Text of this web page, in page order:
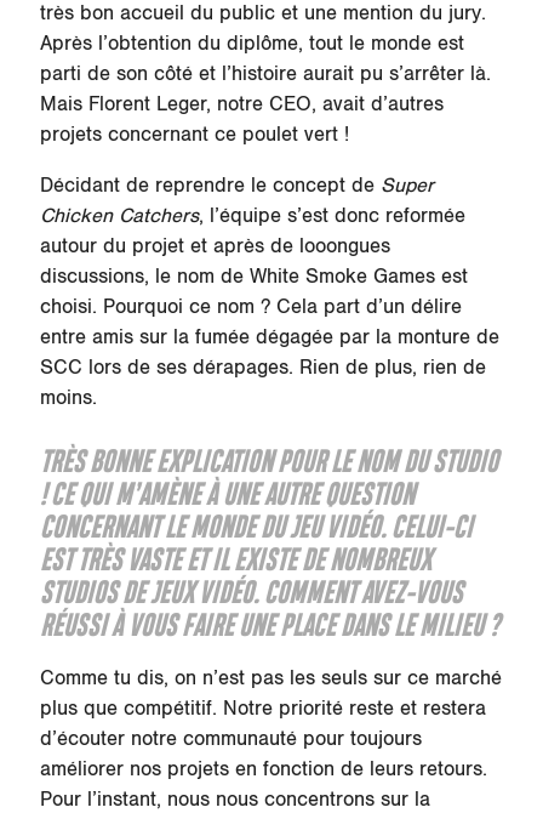
très bon accueil du public et une mention du jury.
Après l’obtention du diplôme, tout le monde est
parti de son côté et l’histoire aurait pu s’arrêter là.
Mais Florent Leger, notre CEO, avait d’autres
projets concernant ce poulet vert !
Décidant de reprendre le concept de Super
Chicken Catchers, l’équipe s’est donc reformée
autour du projet et après de looongues
discussions, le nom de White Smoke Games est
choisi. Pourquoi ce nom ? Cela part d’un délire
entre amis sur la fumée dégagée par la monture de
SCC lors de ses dérapages. Rien de plus, rien de
moins.
TRÈS BONNE EXPLICATION POUR LE NOM DU STUDIO
! CE QUI M’AMÈNE À UNE AUTRE QUESTION
CONCERNANT LE MONDE DU JEU VIDÉO. CELUI-CI
EST TRÈS VASTE ET IL EXISTE DE NOMBREUX
STUDIOS DE JEUX VIDÉO. COMMENT AVEZ-VOUS
RÉUSSI À VOUS FAIRE UNE PLACE DANS LE MILIEU ?
Comme tu dis, on n’est pas les seuls sur ce marché
plus que compétitif. Notre priorité reste et restera
d’écouter notre communauté pour toujours
améliorer nos projets en fonction de leurs retours.
Pour l’instant, nous nous concentrons sur la